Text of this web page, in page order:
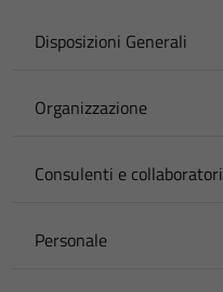
Disposizioni Generali
Organizzazione
Consulenti e collaboratori
Personale